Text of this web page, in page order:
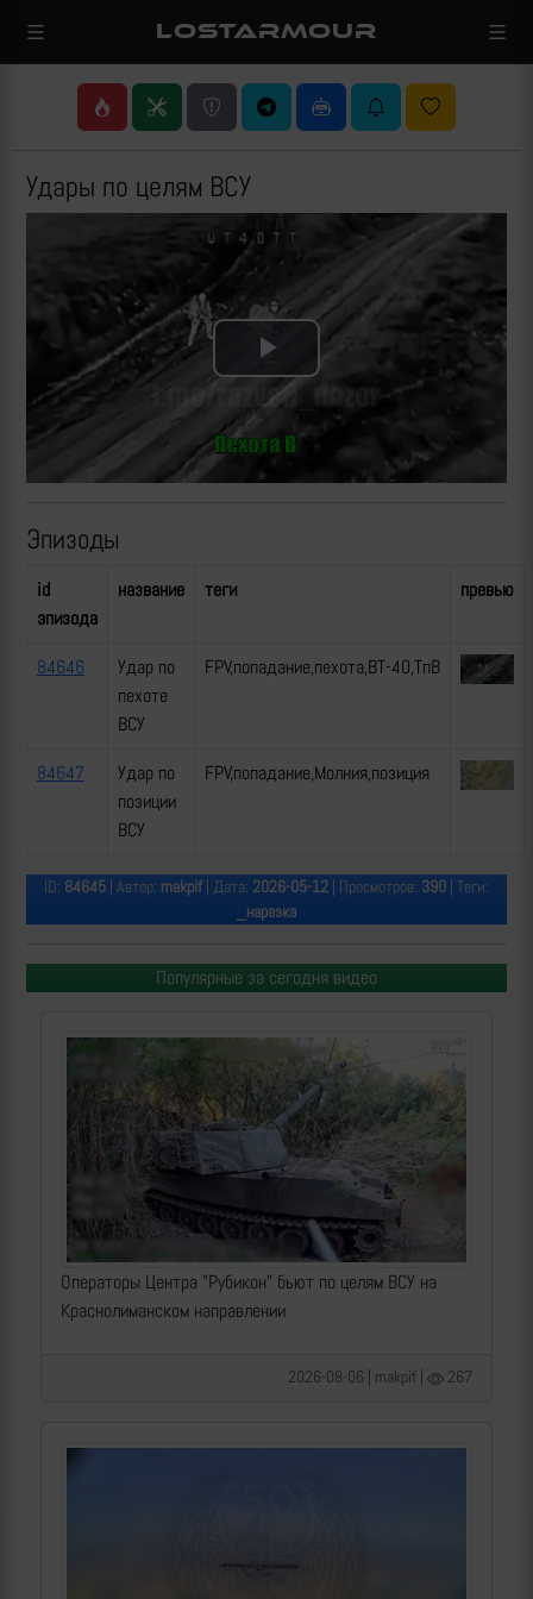
LOSTARMOUR
Удары по целям ВСУ
Play
Video
Эпизоды
id
эпизода
название теги превью
84646
Удар по
пехоте
ВСУ
FPV,попадание,пехота,ВТ-40,ТпВ
84647
Удар по
позиции
ВСУ
FPV,попадание,Молния,позиция
ID: 84645 | Автор: makpif| Дата: 2026-05-12 | Просмотров: 390 | Теги:
_нарезка
Популярные за сегодня видео
Операторы Центра "Рубикон" бьют по целям ВСУ на
Краснолиманском направлении
2026-08-06 | makpif | 267